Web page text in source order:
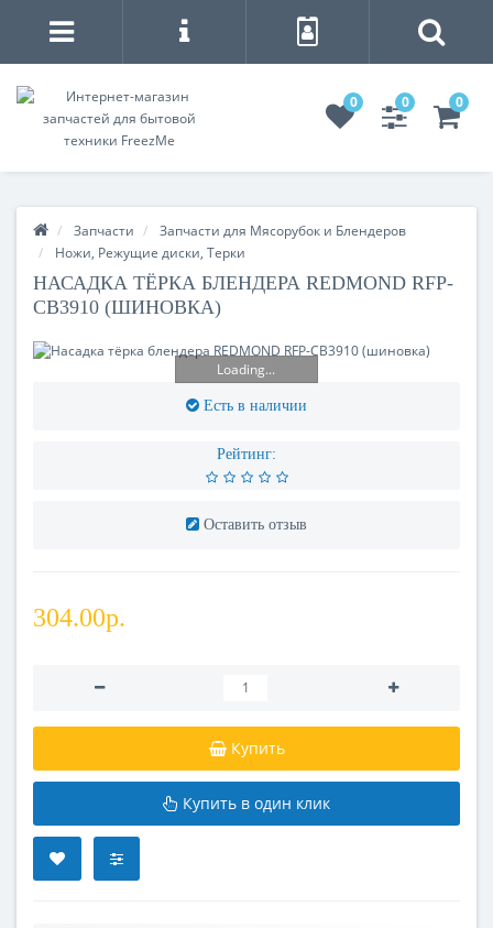
0 0 0
Запчасти
Запчасти для Мясорубок и Блендеров
Ножи, Режущие диски, Терки
НАСАДКА ТЁРКА БЛЕНДЕРА REDMOND RFP-
CB3910 (ШИНОВКА)
Loading...
Есть в наличии
Рейтинг:
Оставить отзыв
304.00р.
Купить
Купить в один клик